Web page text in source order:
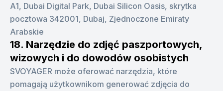
A1, Dubai Digital Park, Dubai Silicon Oasis, skrytka
pocztowa 342001, Dubaj, Zjednoczone Emiraty
Arabskie
18. Narzędzie do zdjęć paszportowych,
wizowych i do dowodów osobistych
SVOYAGER może oferować narzędzia, które
pomagają użytkownikom generować zdjęcia do